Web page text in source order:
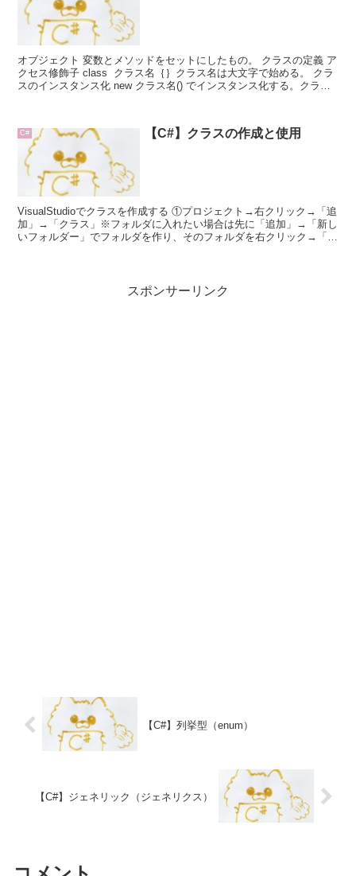
オブジェクト 変数とメソッドをセットにしたもの。 クラスの定義 ア
クセス修飾子 class クラス名｛｝クラス名は大文字で始める。 クラ
スのインスタンス化 new クラス名() でインスタンス化する。クラ
C# 【C#】クラスの作成と使用
VisualStudioでクラスを作成する ①プロジェクト→右クリック→「追
加」→「クラス」※フォルダに入れたい場合は先に「追加」→「新し
いフォルダー」でフォルダを作り、そのフォルダを右クリック→「追
スポンサーリンク
【C#】列挙型（enum）
【C#】ジェネリック（ジェネリクス）